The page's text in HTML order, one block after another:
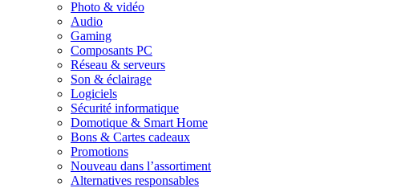
Photo & vidéo
Audio
Gaming
Composants PC
Réseau & serveurs
Son & éclairage
Logiciels
Sécurité informatique
Domotique & Smart Home
Bons & Cartes cadeaux
Promotions
Nouveau dans l’assortiment
Alternatives responsables